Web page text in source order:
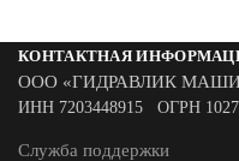
КОНТАКТНАЯ
ООО «ГИДРАВЛИК
ИНН 7203448915 ОГРН
Служба поддержки